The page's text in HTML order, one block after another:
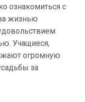
ознакомиться с
жизнью
Учащиеся,
огромную
за